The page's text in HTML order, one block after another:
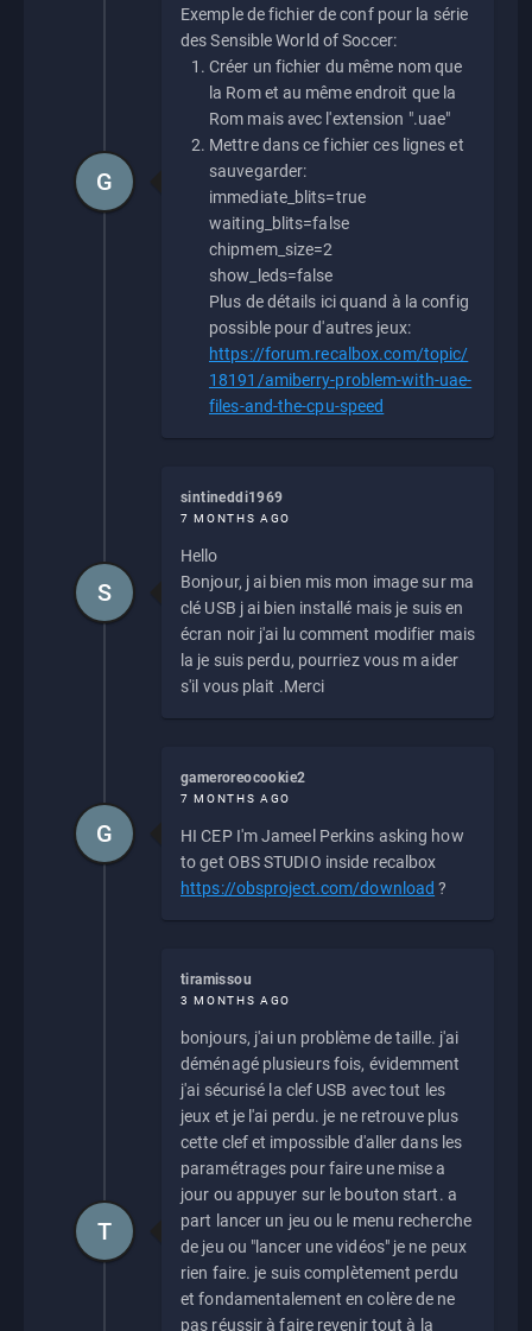
Exemple de fichier de conf pour la série
des Sensible World of Soccer:
Créer un fichier du même nom que
la Rom et au même endroit que la
Rom mais avec l'extension ".uae"
Mettre dans ce fichier ces lignes et
sauvegarder:
immediate_blits=true
waiting_blits=false
chipmem_size=2
show_leds=false
Plus de détails ici quand à la config
possible pour d'autres jeux:
https://forum.recalbox.com/topic/
18191/amiberry-problem-with-uae-
files-and-the-cpu-speed
G
sintineddi1969
7 MONTHS AGO
Hello
Bonjour, j ai bien mis mon image sur ma
clé USB j ai bien installé mais je suis en
écran noir j'ai lu comment modifier mais
la je suis perdu, pourriez vous m aider
s'il vous plait .Merci
S
gameroreocookie2
7 MONTHS AGO
HI CEP I'm Jameel Perkins asking how
to get OBS STUDIO inside recalbox
https://obsproject.com/download ?
G
tiramissou
3 MONTHS AGO
bonjours, j'ai un problème de taille. j'ai
déménagé plusieurs fois, évidemment
j'ai sécurisé la clef USB avec tout les
jeux et je l'ai perdu. je ne retrouve plus
cette clef et impossible d'aller dans les
paramétrages pour faire une mise a
jour ou appuyer sur le bouton start. a
part lancer un jeu ou le menu recherche
de jeu ou "lancer une vidéos" je ne peux
rien faire. je suis complètement perdu
et fondamentalement en colère de ne
pas réussir à faire revenir tout à la
T